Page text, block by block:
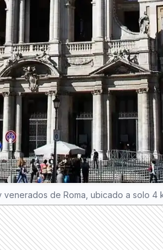
de Roma, ubicado a solo 4